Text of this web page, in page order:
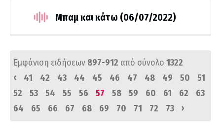
Μπαμ και κάτω (06/07/2022)
Εμφάνιση ειδήσεων 897-912 από σύνολο 1322
‹
41 42 43 44 45 46 47 48 49 50
51
52
53 54 55 56 57 58 59 60 61 62
63
64
65 66 67 68 69 70 71 72 73 ›